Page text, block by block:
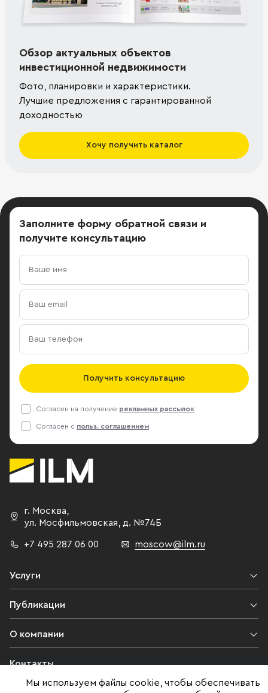
Обзор актуальных объектов
инвестиционной недвижимости
Фото, планировки и характеристики.
Лучшие предложения с гарантированной
доходностью
Хочу получить каталог
Заполните форму обратной связи и
получите консультацию
Получить консультацию
Согласен на получение рекламных рассылок
Согласен с польз. соглашением
г. Москва
ул. Мосфильмовская,
д. №74Б
+7 495 287 06 00 moscow@ilm.ru
Услуги
Публикации
О компании
Контакты
Мы используем файлы cookie, чтобы обеспечивать